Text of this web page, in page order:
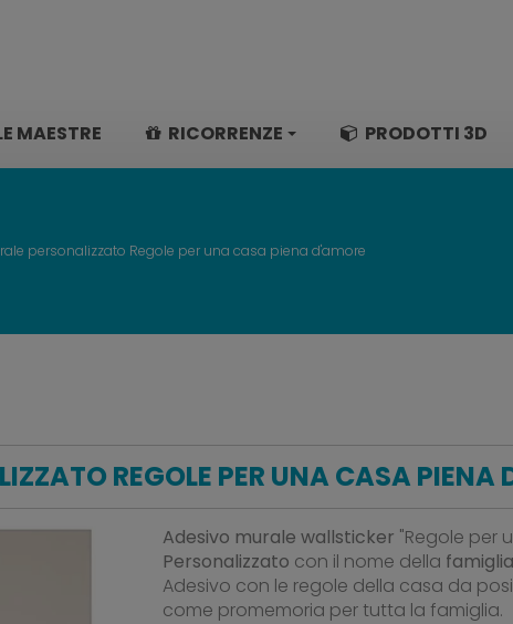
MAESTRE RICORRENZE PRODOTTI 3D
personalizzato Regole per una casa piena d'amore
REGOLE PER UNA CASA PIENA
Adesivo murale wallsticker "Regole per
Personalizzato con il nome della famiglia
Adesivo con le regole della casa da
come promemoria per tutta la famiglia.